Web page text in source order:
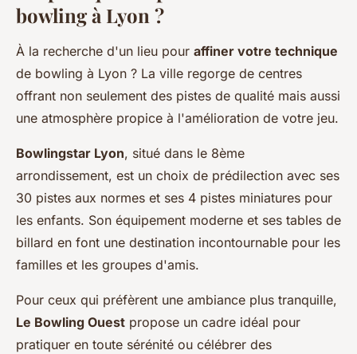
bowling à Lyon ?
À la recherche d'un lieu pour affiner votre technique
de bowling à Lyon ? La ville regorge de centres
offrant non seulement des pistes de qualité mais aussi
une atmosphère propice à l'amélioration de votre jeu.
Bowlingstar Lyon, situé dans le 8ème
arrondissement, est un choix de prédilection avec ses
30 pistes aux normes et ses 4 pistes miniatures pour
les enfants. Son équipement moderne et ses tables de
billard en font une destination incontournable pour les
familles et les groupes d'amis.
Pour ceux qui préfèrent une ambiance plus tranquille,
Le Bowling Ouest propose un cadre idéal pour
pratiquer en toute sérénité ou célébrer des